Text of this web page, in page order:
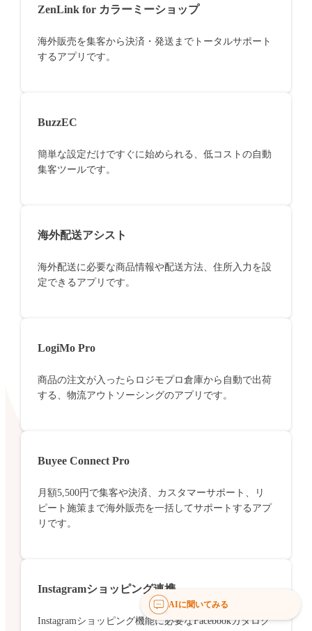
ZenLink for カラーミーショップ
海外販売を集客から決済・発送までトータルサポート
するアプリです。
BuzzEC
簡単な設定だけですぐに始められる、低コストの自動
集客ツールです。
海外配送アシスト
海外配送に必要な商品情報や配送方法、住所入力を設
定できるアプリです。
LogiMo Pro
商品の注文が入ったらロジモプロ倉庫から自動で出荷
する、物流アウトソーシングのアプリです。
Buyee Connect Pro
月額5,500円で集客や決済、カスタマーサポート、リ
ピート施策まで海外販売を一括してサポートするアプ
リです。
Instagramショッピング連携
Instagramショッピング機能に必要なFacebookカタログ
AIに聞いてみる